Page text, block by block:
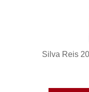
Silva Reis